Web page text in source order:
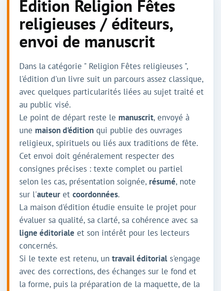
Édition Religion Fêtes
religieuses / éditeurs,
envoi de manuscrit
Dans la catégorie " Religion Fêtes religieuses ",
l'édition d'un livre suit un parcours assez classique,
avec quelques particularités liées au sujet traité et
au public visé.
Le point de départ reste le manuscrit, envoyé à
une maison d'édition qui publie des ouvrages
religieux, spirituels ou liés aux traditions de fête.
Cet envoi doit généralement respecter des
consignes précises : texte complet ou partiel
selon les cas, présentation soignée, résumé, note
sur l'auteur et coordonnées.
La maison d'édition étudie ensuite le projet pour
évaluer sa qualité, sa clarté, sa cohérence avec sa
ligne éditoriale et son intérêt pour les lecteurs
concernés.
Si le texte est retenu, un travail éditorial s'engage
avec des corrections, des échanges sur le fond et
la forme, puis la préparation de la maquette, de la